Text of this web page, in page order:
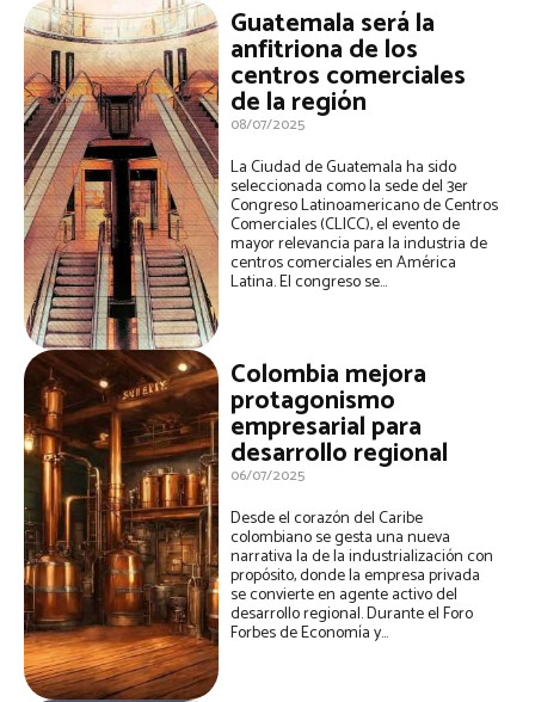
Guatemala será la
anfitriona de los
centros comerciales
de la región
08/07/2025
La Ciudad de Guatemala ha sido
seleccionada como la sede del 3er
Congreso Latinoamericano de Centros
Comerciales (CLICC), el evento de
mayor relevancia para la industria de
centros comerciales en América
Latina. El congreso se...
Colombia mejora
protagonismo
empresarial para
desarrollo regional
06/07/2025
Desde el corazón del Caribe
colombiano se gesta una nueva
narrativa la de la industrialización con
propósito, donde la empresa privada
se convierte en agente activo del
desarrollo regional. Durante el Foro
Forbes de Economía y...